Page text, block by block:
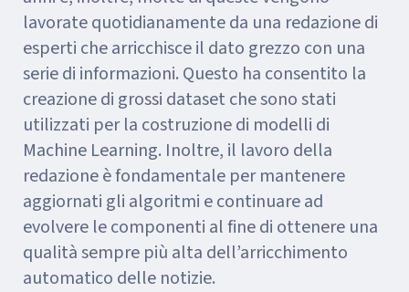
lavorate quotidianamente da una redazione di
esperti che arricchisce il dato grezzo con una
serie di informazioni. Questo ha consentito la
creazione di grossi dataset che sono stati
utilizzati per la costruzione di modelli di
Machine Learning. Inoltre, il lavoro della
redazione è fondamentale per mantenere
aggiornati gli algoritmi e continuare ad
evolvere le componenti al fine di ottenere una
qualità sempre più alta dell’arricchimento
automatico delle notizie.